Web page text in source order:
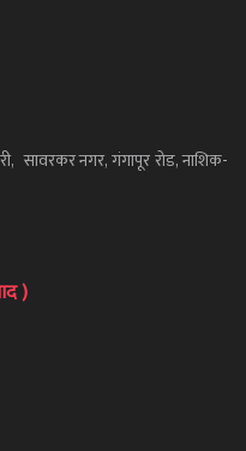
सावरकर नगर, गंगापूर रोड, नाशिक-
)